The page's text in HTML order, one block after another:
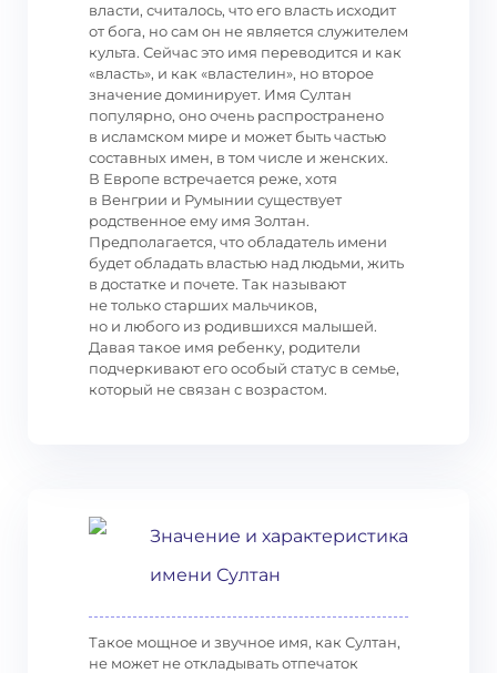
власти, считалось, что его власть исходит
от бога, но сам он не является служителем
культа. Сейчас это имя переводится и как
«власть», и как «властелин», но второе
значение доминирует. Имя Султан
популярно, оно очень распространено
в исламском мире и может быть частью
составных имен, в том числе и женских.
В Европе встречается реже, хотя
в Венгрии и Румынии существует
родственное ему имя Золтан.
Предполагается, что обладатель имени
будет обладать властью над людьми, жить
в достатке и почете. Так называют
не только старших мальчиков,
но и любого из родившихся малышей.
Давая такое имя ребенку, родители
подчеркивают его особый статус в семье,
который не связан с возрастом.
Значение и характеристика
имени Султан
Такое мощное и звучное имя, как Султан,
не может не откладывать отпечаток